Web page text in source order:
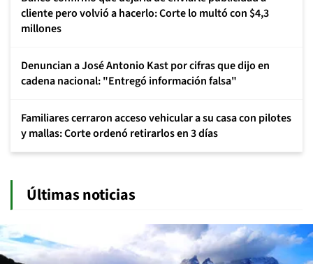
cliente pero volvió a hacerlo: Corte lo multó con $4,3
millones
Denuncian a José Antonio Kast por cifras que dijo en
cadena nacional: "Entregó información falsa"
Familiares cerraron acceso vehicular a su casa con pilotes
y mallas: Corte ordenó retirarlos en 3 días
Últimas noticias